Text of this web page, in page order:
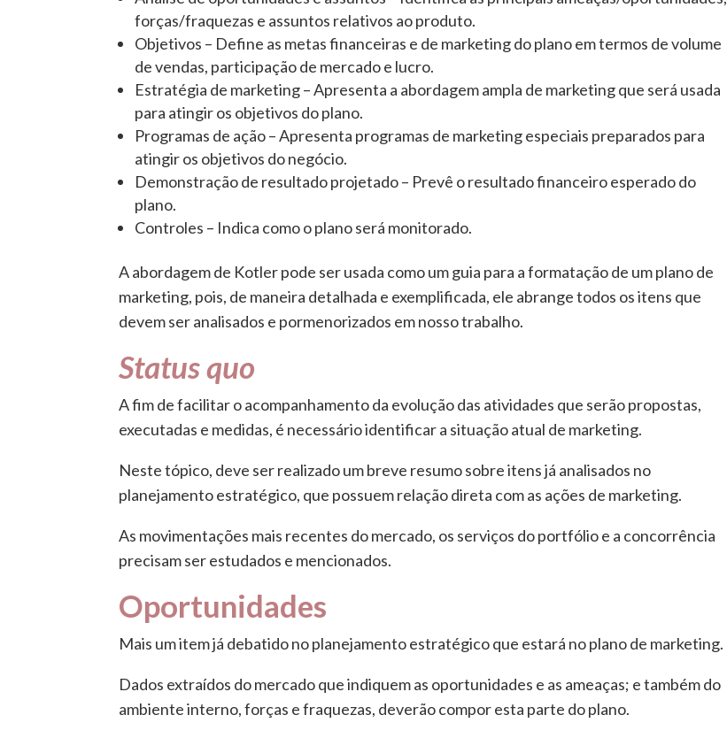
forças/fraquezas e assuntos relativos ao produto.
Objetivos – Define as metas financeiras e de marketing do plano em termos de volume
de vendas, participação de mercado e lucro.
Estratégia de marketing – Apresenta a abordagem ampla de marketing que será usada
para atingir os objetivos do plano.
Programas de ação – Apresenta programas de marketing especiais preparados para
atingir os objetivos do negócio.
Demonstração de resultado projetado – Prevê o resultado financeiro esperado do
plano.
Controles – Indica como o plano será monitorado.
A abordagem de Kotler pode ser usada como um guia para a formatação de um plano de
marketing, pois, de maneira detalhada e exemplificada, ele abrange todos os itens que
devem ser analisados e pormenorizados em nosso trabalho.
Status quo
A fim de facilitar o acompanhamento da evolução das atividades que serão propostas,
executadas e medidas, é necessário identificar a situação atual de marketing.
Neste tópico, deve ser realizado um breve resumo sobre itens já analisados no
planejamento estratégico, que possuem relação direta com as ações de marketing.
As movimentações mais recentes do mercado, os serviços do portfólio e a concorrência
precisam ser estudados e mencionados.
Oportunidades
Mais um item já debatido no planejamento estratégico que estará no plano de marketing.
Dados extraídos do mercado que indiquem as oportunidades e as ameaças; e também do
ambiente interno, forças e fraquezas, deverão compor esta parte do plano.